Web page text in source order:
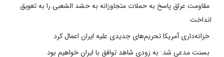
مقاومت عراق پاسخ به حملات متجاوزانه به حشد الشعبی را به تعویق
انداخت
خزانه‌داری آمریکا تحریم‌های جدیدی علیه ایران اعمال کرد
بسنت مدعی شد: به زودی شاهد توافق با ایران خواهیم بود